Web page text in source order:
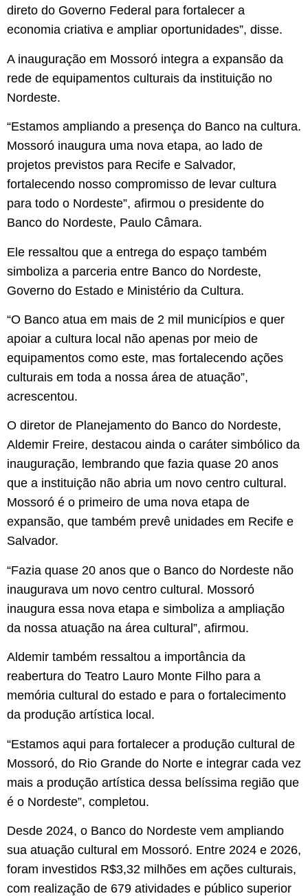
direto do Governo Federal para fortalecer a
economia criativa e ampliar oportunidades”, disse.
A inauguração em Mossoró integra a expansão da
rede de equipamentos culturais da instituição no
Nordeste.
“Estamos ampliando a presença do Banco na cultura.
Mossoró inaugura uma nova etapa, ao lado de
projetos previstos para Recife e Salvador,
fortalecendo nosso compromisso de levar cultura
para todo o Nordeste”, afirmou o presidente do
Banco do Nordeste, Paulo Câmara.
Ele ressaltou que a entrega do espaço também
simboliza a parceria entre Banco do Nordeste,
Governo do Estado e Ministério da Cultura.
“O Banco atua em mais de 2 mil municípios e quer
apoiar a cultura local não apenas por meio de
equipamentos como este, mas fortalecendo ações
culturais em toda a nossa área de atuação”,
acrescentou.
O diretor de Planejamento do Banco do Nordeste,
Aldemir Freire, destacou ainda o caráter simbólico da
inauguração, lembrando que fazia quase 20 anos
que a instituição não abria um novo centro cultural.
Mossoró é o primeiro de uma nova etapa de
expansão, que também prevê unidades em Recife e
Salvador.
“Fazia quase 20 anos que o Banco do Nordeste não
inaugurava um novo centro cultural. Mossoró
inaugura essa nova etapa e simboliza a ampliação
da nossa atuação na área cultural”, afirmou.
Aldemir também ressaltou a importância da
reabertura do Teatro Lauro Monte Filho para a
memória cultural do estado e para o fortalecimento
da produção artística local.
“Estamos aqui para fortalecer a produção cultural de
Mossoró, do Rio Grande do Norte e integrar cada vez
mais a produção artística dessa belíssima região que
é o Nordeste”, completou.
Desde 2024, o Banco do Nordeste vem ampliando
sua atuação cultural em Mossoró. Entre 2024 e 2026,
foram investidos R$3,32 milhões em ações culturais,
com realização de 679 atividades e público superior